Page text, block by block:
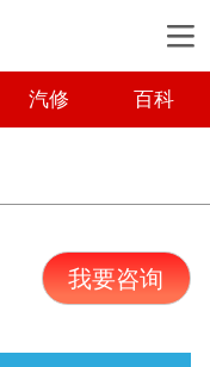
汽修 百科
我要咨询